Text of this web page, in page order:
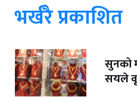
भर्खरै प्रकाशित
सुनको
सयले